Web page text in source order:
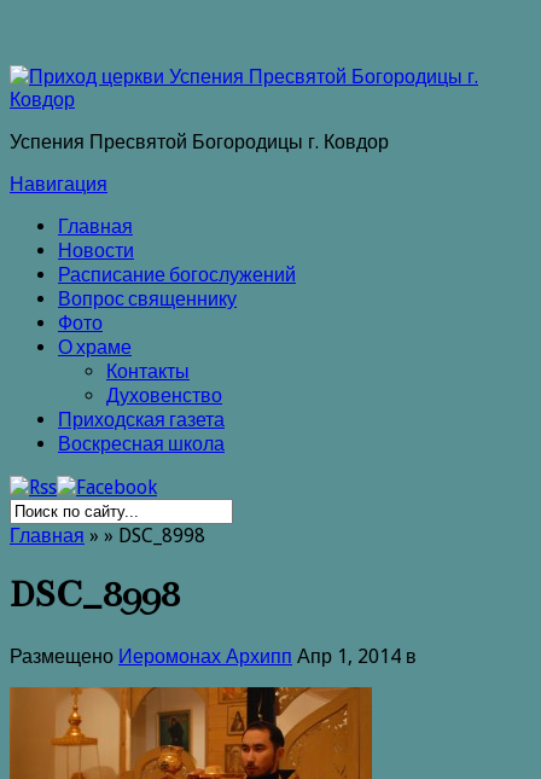
Успения Пресвятой Богородицы г. Ковдор
Навигация
Главная
Новости
Расписание богослужений
Вопрос священнику
Фото
О храме
Контакты
Духовенство
Приходская газета
Воскресная школа
Главная » » DSC_8998
DSC_8998
Размещено Иеромонах Архипп Апр 1, 2014 в